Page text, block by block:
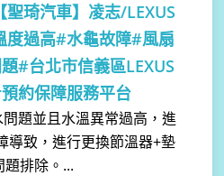
【聖琦汽車】凌志/LEXUS
度過高#水龜故障#風扇
#台北市信義區LEXUS
約保障服務平台
題並且水溫異常過高，進
導致，進行更換節溫器+墊
排除。...